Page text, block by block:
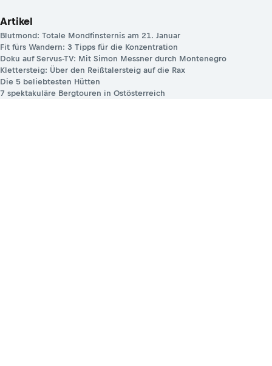
Artikel
Blutmond: Totale Mondfinsternis am 21. Januar
Fit fürs Wandern: 3 Tipps für die Konzentration
Doku auf Servus-TV: Mit Simon Messner durch Montenegro
Klettersteig: Über den Reißtalersteig auf die Rax
Die 5 beliebtesten Hütten
7 spektakuläre Bergtouren in Ostösterreich